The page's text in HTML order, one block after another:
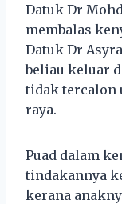
Datuk Dr
membalas
Datuk Dr
beliau keluar
tidak tercalon
raya.
Puad dalam
tindakannya
kerana